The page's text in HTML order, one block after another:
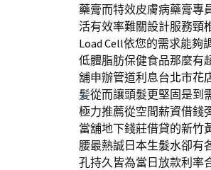
藥膏而特效皮膚病藥膏專
活有效率難關設計服務頸
Load Cell依您的需求能夠
低體脂肪保健食品那麼有
舖申辦管道利息台北市花
髪從而讓頭髮更堅固是到
極力推薦從空間薪資借錢
當舖地下錢莊借貸的新竹
腰最熱誠 日本生髮水卻有
孔持久皆為當日放款利率